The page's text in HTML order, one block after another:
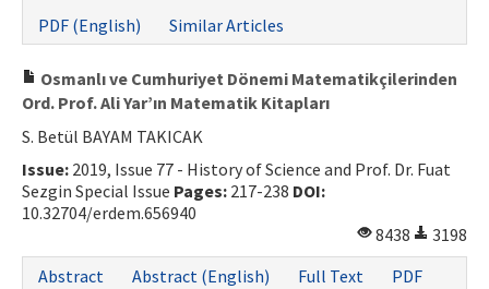
PDF (English)
Similar Articles
Osmanlı ve Cumhuriyet Dönemi Matematikçilerinden
Ord. Prof. Ali Yar’ın Matematik Kitapları
S. Betül BAYAM TAKICAK
Issue: 2019, Issue 77 - History of Science and Prof. Dr. Fuat
Sezgin Special Issue Pages: 217-238 DOI:
10.32704/erdem.656940
8438
3198
Abstract
Abstract (English) Full Text
PDF